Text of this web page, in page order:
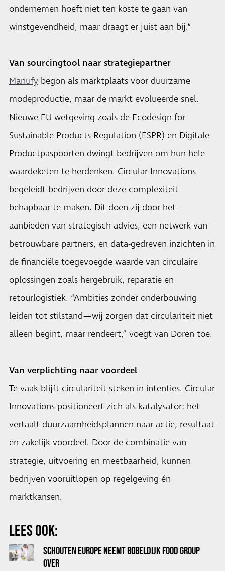
ondernemen hoeft niet ten koste te gaan van
winstgevendheid, maar draagt er juist aan bij.”
Van sourcingtool naar strategiepartner
Manufy begon als marktplaats voor duurzame
modeproductie, maar de markt evolueerde snel.
Nieuwe EU-wetgeving zoals de Ecodesign for
Sustainable Products Regulation (ESPR) en Digitale
Productpaspoorten dwingt bedrijven om hun hele
waardeketen te herdenken. Circular Innovations
begeleidt bedrijven door deze complexiteit
behapbaar te maken. Dit doen zij door het
aanbieden van strategisch advies, een netwerk van
betrouwbare partners, en data-gedreven inzichten in
de financiële toegevoegde waarde van circulaire
oplossingen zoals hergebruik, reparatie en
retourlogistiek. “Ambities zonder onderbouwing
leiden tot stilstand—wij zorgen dat circulariteit niet
alleen begint, maar rendeert,” voegt van Doren toe.
Van verplichting naar voordeel
Te vaak blijft circulariteit steken in intenties. Circular
Innovations positioneert zich als katalysator: het
vertaalt duurzaamheidsplannen naar actie, resultaat
en zakelijk voordeel. Door de combinatie van
strategie, uitvoering en meetbaarheid, kunnen
bedrijven vooruitlopen op regelgeving én
marktkansen.
LEES OOK:
SCHOUTEN EUROPE NEEMT BOBELDIJK FOOD GROUP
OVER